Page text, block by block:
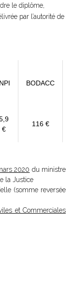
le diplôme,
par l’autorité de
BODACC
€
116 €
2020 du ministre
la Justice
(somme reversée
et Commerciales